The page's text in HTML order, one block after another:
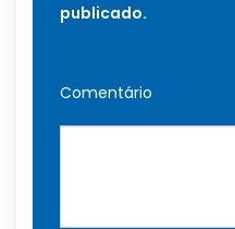
publicado.
Comentário